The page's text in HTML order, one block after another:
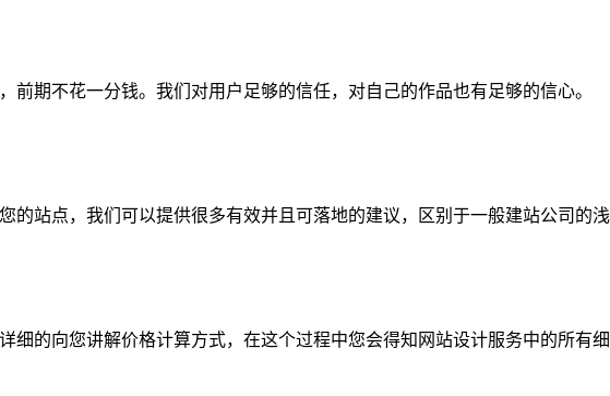
前期不花一分钱。我们对用户足够的信任，对自己的作品也有足够的信心。
的站点，我们可以提供很多有效并且可落地的建议，区别于一般建站公司的
细的向您讲解价格计算方式，在这个过程中您会得知网站设计服务中的所有